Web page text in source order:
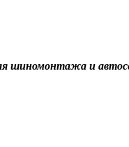
шиномонтажа и